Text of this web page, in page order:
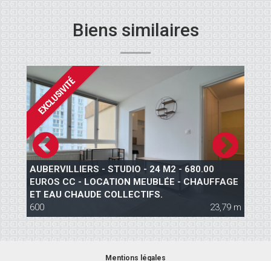
Biens similaires
AUBERVILLIERS - STUDIO - 24 M2 - 680.00
EUROS CC - LOCATION MEUBLÉE - CHAUFFAGE
ET EAU CHAUDE COLLECTIFS.
600
23,79 m
Mentions légales